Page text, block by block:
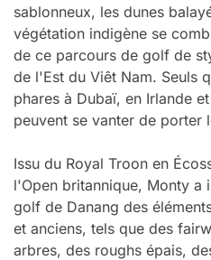
sablonneux, les dunes
végétation indigène se
de ce parcours de golf de
de l'Est du Viêt Nam. Seuls
phares à Dubaï, en Irlande
peuvent se vanter de porter
Issu du Royal Troon en
l'Open britannique, Monty a
golf de Danang des
et anciens, tels que des
arbres, des roughs épais,